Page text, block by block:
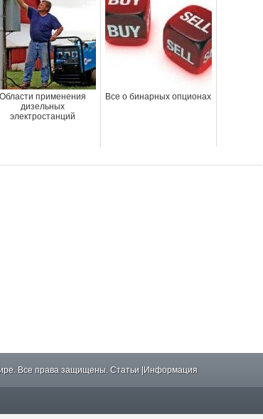
Области применения
дизельных
электростанций
Все о бинарных опционах
Все права защищены. Статьи |Информация